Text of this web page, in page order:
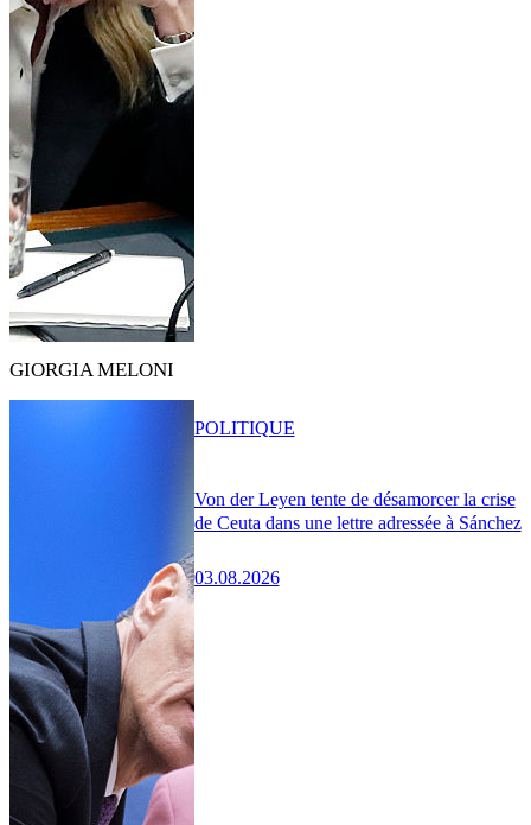
GIORGIA MELONI
Von der Leyen tente de désamorcer la crise
de Ceuta dans une lettre adressée à Sánchez
03.08.2026
POLITIQUE